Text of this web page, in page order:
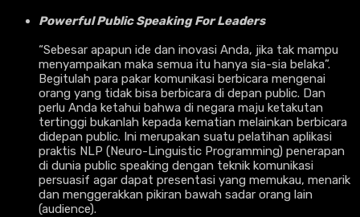
Powerful Public Speaking For Leaders
“Sebesar apapun ide dan inovasi Anda, jika tak mampu
menyampaikan maka semua itu hanya sia-sia belaka”.
Begitulah para pakar komunikasi berbicara mengenai
orang yang tidak bisa berbicara di depan public. Dan
perlu Anda ketahui bahwa di negara maju ketakutan
tertinggi bukanlah kepada kematian melainkan berbicara
didepan public. Ini merupakan suatu pelatihan aplikasi
praktis NLP (Neuro-Linguistic Programming) penerapan
di dunia public speaking dengan teknik komunikasi
persuasif agar dapat presentasi yang memukau, menarik
dan menggerakkan pikiran bawah sadar orang lain
(audience).